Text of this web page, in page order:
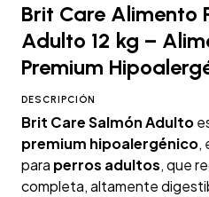
Brit Care Alimento
Adulto 12 kg –
Premium
DESCRIPCIÓN
Brit Care Salmón Adulto
premium hipoalergénico,
para perros adultos, que
completa, altamente